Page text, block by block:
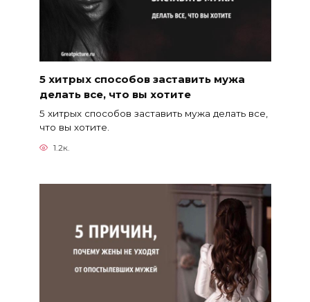
5 хитрых способов заставить мужа
делать все, что вы хотите
5 хитрых способов заставить мужа делать все,
что вы хотите.
1.2к.